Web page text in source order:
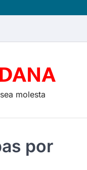
molesta
por